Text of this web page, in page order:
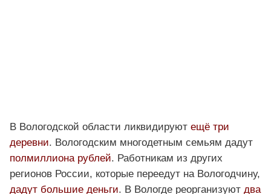
В Вологодской области ликвидируют ещё три
деревни. Вологодским многодетным семьям дадут
полмиллиона рублей. Работникам из других
регионов России, которые переедут на Вологодчину,
дадут большие деньги. В Вологде реорганизуют два